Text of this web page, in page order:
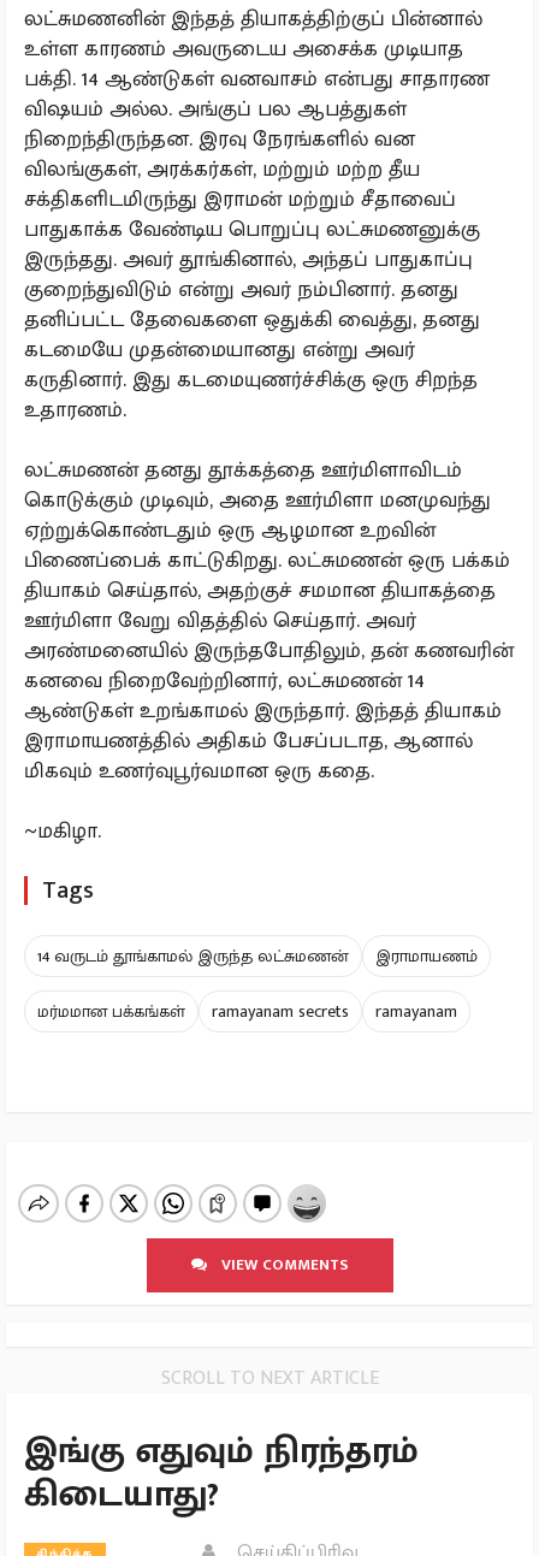
லட்சுமணனின் இந்தத் தியாகத்திற்குப் பின்னால்
உள்ள காரணம் அவருடைய அசைக்க முடியாத
பக்தி. 14 ஆண்டுகள் வனவாசம் என்பது சாதாரண
விஷயம் அல்ல. அங்குப் பல ஆபத்துகள்
நிறைந்திருந்தன. இரவு நேரங்களில் வன
விலங்குகள், அரக்கர்கள், மற்றும் மற்ற தீய
சக்திகளிடமிருந்து இராமன் மற்றும் சீதாவைப்
பாதுகாக்க வேண்டிய பொறுப்பு லட்சுமணனுக்கு
இருந்தது. அவர் தூங்கினால், அந்தப் பாதுகாப்பு
குறைந்துவிடும் என்று அவர் நம்பினார். தனது
தனிப்பட்ட தேவைகளை ஒதுக்கி வைத்து, தனது
கடமையே முதன்மையானது என்று அவர்
கருதினார். இது கடமையுணர்ச்சிக்கு ஒரு சிறந்த
உதாரணம்.
லட்சுமணன் தனது தூக்கத்தை ஊர்மிளாவிடம்
கொடுக்கும் முடிவும், அதை ஊர்மிளா மனமுவந்து
ஏற்றுக்கொண்டதும் ஒரு ஆழமான உறவின்
பிணைப்பைக் காட்டுகிறது. லட்சுமணன் ஒரு பக்கம்
தியாகம் செய்தால், அதற்குச் சமமான தியாகத்தை
ஊர்மிளா வேறு விதத்தில் செய்தார். அவர்
அரண்மனையில் இருந்தபோதிலும், தன் கணவரின்
கனவை நிறைவேற்றினார், லட்சுமணன் 14
ஆண்டுகள் உறங்காமல் இருந்தார். இந்தத் தியாகம்
இராமாயணத்தில் அதிகம் பேசப்படாத, ஆனால்
மிகவும் உணர்வுபூர்வமான ஒரு கதை.
~மகிழா.
Tags
14 வருடம் தூங்காமல் இருந்த லட்சுமணன்
இராமாயணம்
மர்மமான பக்கங்கள்
ramayanam secrets ramayanam
VIEW COMMENTS
SCROLL TO NEXT ARTICLE
இங்கு எதுவும் நிரந்தரம்
கிடையாது?